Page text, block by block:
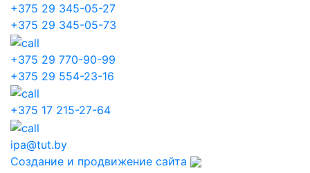
+375 29 345-05-27
+375 29 345-05-73
+375 29 770-90-99
+375 29 554-23-16
+375 17 215-27-64
ipa@tut.by
Создание и продвижение сайта